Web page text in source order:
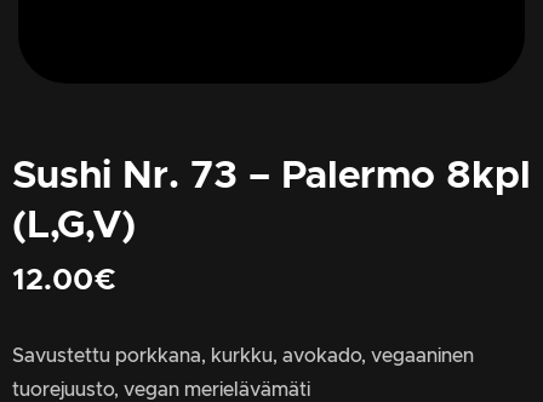
Sushi Nr. 73 – Palermo 8kpl
(L,G,V)
12.00€
Savustettu porkkana, kurkku, avokado, vegaaninen
tuorejuusto, vegan merielävämäti